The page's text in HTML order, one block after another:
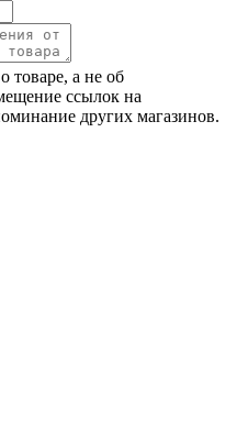
товаре, а не об
ссылок на
других магазинов.